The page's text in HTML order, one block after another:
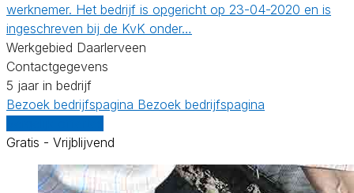
werknemer. Het bedrijf is opgericht op 23-04-2020 en is
ingeschreven bij de KvK onder…
Werkgebied Daarlerveen
Contactgegevens
5 jaar in bedrijf
Bezoek bedrijfspagina Bezoek bedrijfspagina
Gratis - Vrijblijvend